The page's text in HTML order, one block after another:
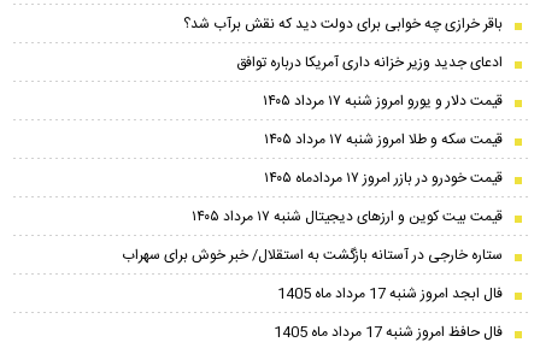
باقر خرازی چه خوابی برای دولت دید که نقش برآب شد؟
ادعای جدید وزیر خزانه داری آمریکا درباره توافق
قیمت دلار و یورو امروز شنبه ۱۷ مرداد ۱۴۰۵
قیمت سکه و طلا امروز شنبه ۱۷ مرداد ۱۴۰۵
قیمت خودرو در بازر امروز ۱۷ مردادماه ۱۴۰۵
قیمت بیت کوین و ارز‌های دیجیتال شنبه ۱۷ مرداد ۱۴۰۵
ستاره خارجی در آستانه بازگشت به استقلال/ خبر خوش برای سهراب
فال ابجد امروز شنبه 17 مرداد ماه 1405
فال حافظ امروز شنبه 17 مرداد ماه 1405